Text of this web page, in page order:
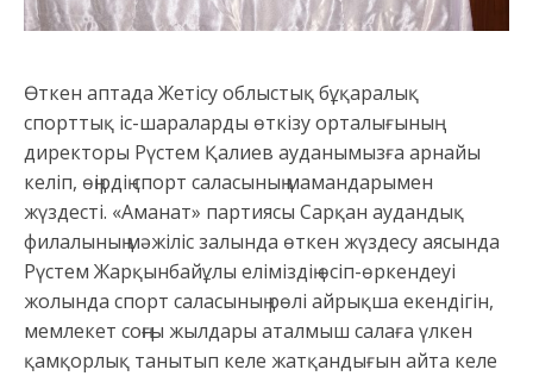
Өткен аптада Жетісу облыстық бұқаралық
спорттық іс-шараларды өткізу орталығының
директоры Рүстем Қалиев ауданымызға арнайы
келіп, өңірдің спорт саласының мамандарымен
жүздесті. «Аманат» партиясы Сарқан аудандық
филалының мәжіліс залында өткен жүздесу аясында
Рүстем Жарқынбайұлы еліміздің өсіп-өркендеуі
жолында спорт саласының рөлі айрықша екендігін,
мемлекет соңғы жылдары аталмыш салаға үлкен
қамқорлық танытып келе жатқандығын айта келе